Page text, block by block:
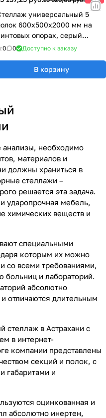
универсальный 5
600х500х2000 мм на
опорах, серый
77.0370.13.00
0 0 Доступно к заказу
В корзину
анализы, необходимо
материалов и
должны храниться в
стеллажи –
решается эта задача.
ударопрочная мебель,
химических веществ и
специальными
которым их можно
со всеми требованиями,
и лабораторий.
абсолютно
отличаются длительным
стеллаж в Астрахани с
в интернет-
компании представлены
секций и полок, с
габаритами и
оцинкованная и
абсолютно инертен,